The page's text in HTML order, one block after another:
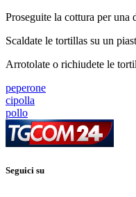
Proseguite la cottura per
Scaldate le tortillas su un
Arrotolate o richiudete le
peperone
cipolla
pollo
Seguici su